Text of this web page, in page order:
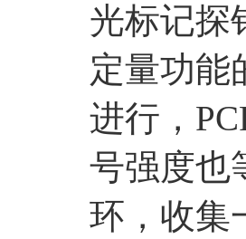
光标记探
定量功能
进行，
号强度也
环，收集